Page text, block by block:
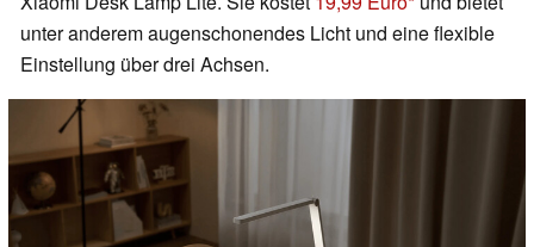
unter anderem augenschonendes Licht und eine flexible
Einstellung über drei Achsen.